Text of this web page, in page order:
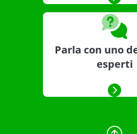
Parla con uno
esperti